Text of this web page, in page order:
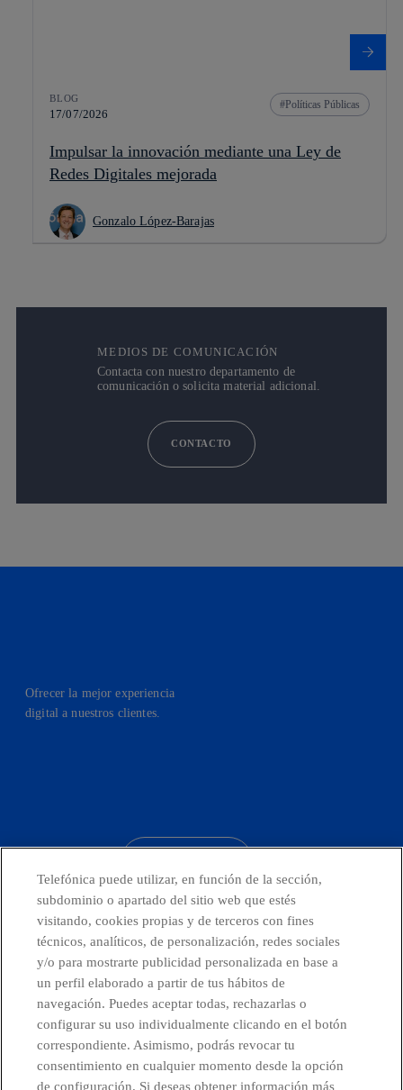
BLOG
17/07/2026
Políticas Públicas
Impulsar la innovación mediante una Ley de
Redes Digitales mejorada
Gonzalo López-Barajas
MEDIOS DE COMUNICACIÓN
Contacta con nuestro departamento de
comunicación o solicita material adicional.
CONTACTO
Ofrecer la mejor experiencia
digital a nuestros clientes.
Telefónica en redes sociales
Canal de Denuncias
Centro Global Transparencia
Telefónica puede utilizar, en función de la sección,
subdominio o apartado del sitio web que estés
visitando, cookies propias y de terceros con fines
técnicos, analíticos, de personalización, redes sociales
y/o para mostrarte publicidad personalizada en base a
un perfil elaborado a partir de tus hábitos de
navegación. Puedes aceptar todas, rechazarlas o
configurar su uso individualmente clicando en el botón
correspondiente. Asimismo, podrás revocar tu
consentimiento en cualquier momento desde la opción
de configuración. Si deseas obtener información más